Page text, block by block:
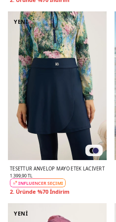
YENİ
TESETTÜR ANVELOP MAYO ETEK LACIVERT
1.399,90 TL
INFLUENCER SEÇİMİ
2. Üründe %70 İndirim
YENİ